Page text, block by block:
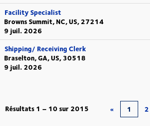
Facility Specialist
Browns Summit, NC, US, 27214
9 juil. 2026
Shipping/ Receiving Clerk
Braselton, GA, US, 30518
9 juil. 2026
Résultats 1 – 10 sur 2015 « 1 2